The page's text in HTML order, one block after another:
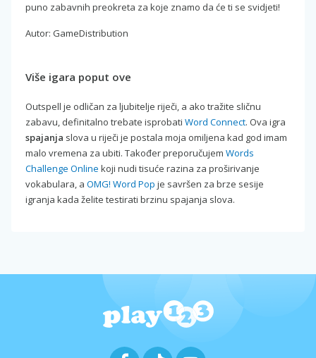
puno zabavnih preokreta za koje znamo da će ti se svidjeti!
Autor: GameDistribution
Više igara poput ove
Outspell je odličan za ljubitelje riječi, a ako tražite sličnu
zabavu, definitalno trebate isprobati Word Connect. Ova igra
spajanja slova u riječi je postala moja omiljena kad god imam
malo vremena za ubiti. Također preporučujem Words
Challenge Online koji nudi tisuće razina za proširivanje
vokabulara, a OMG! Word Pop je savršen za brze sesije
igranja kada želite testirati brzinu spajanja slova.